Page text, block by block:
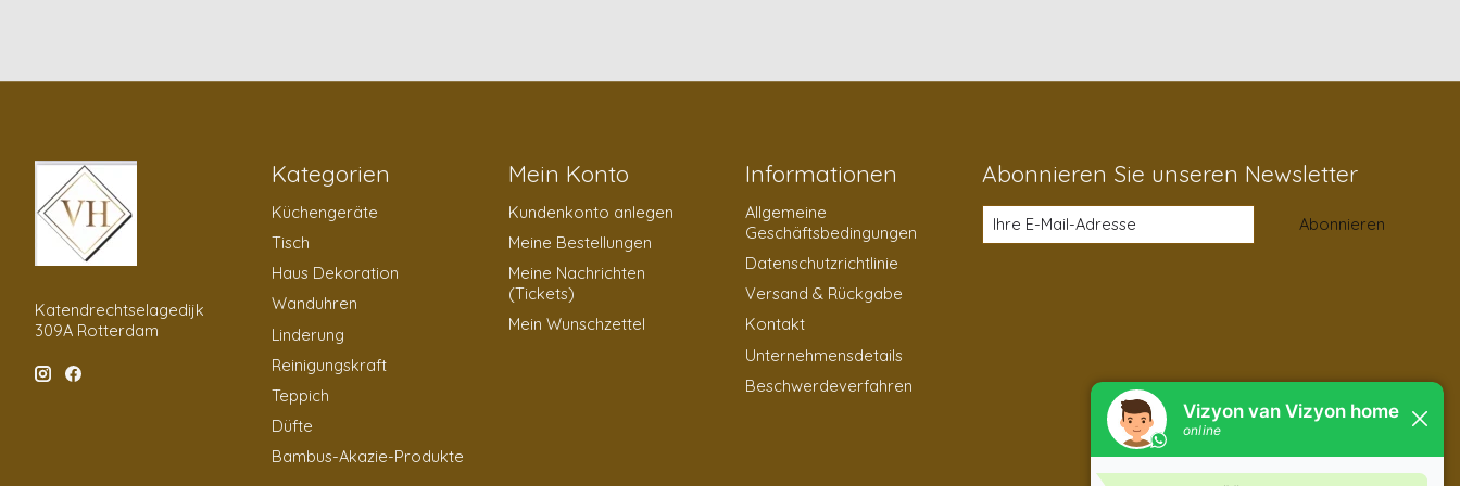
Katendrechtselagedijk
309A Rotterdam
Kategorien
Küchengeräte
Tisch
Haus Dekoration
Wanduhren
Linderung
Reinigungskraft
Teppich
Düfte
Bambus-Akazie-Produkte
Mein Konto
Kundenkonto anlegen
Meine Bestellungen
Meine Nachrichten
(Tickets)
Mein Wunschzettel
Informationen
Allgemeine
Geschäftsbedingungen
Datenschutzrichtlinie
Versand & Rückgabe
Kontakt
Unternehmensdetails
Beschwerdeverfahren
Abonnieren Sie unseren Newsletter
Abonnieren